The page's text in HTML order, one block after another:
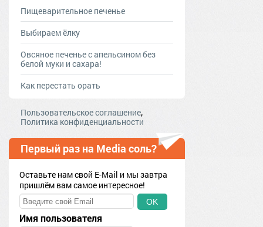
Пищеварительное печенье
Выбираем ёлку
Овсяное печенье с апельсином без
белой муки и сахара!
Как перестать орать
Пользовательское соглашение,
Политика конфиденциальности
Первый раз на Media соль?
Оставьте нам свой E-Mail и мы завтра
пришлём вам самое интересное!
OK
Имя пользователя